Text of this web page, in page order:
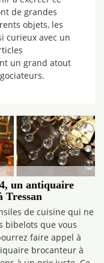
de grandes
objets, les
curieux avec un
un grand atout
un antiquaire
Tressan
de cuisine qui ne
bibelots que vous
faire appel à
brocanteur à